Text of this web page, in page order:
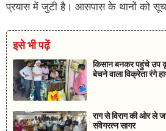
प्रयास में जुटी है। आसपास के थानों को
इसे भी पढ़ें
किसान बनकर पहुंचे उप
बेचने वाला विक्रेता रंगे
राग से विराग की ओर ले
संवेगरत्न सागर